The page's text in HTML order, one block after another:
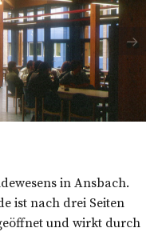
in Ansbach.
ist nach drei Seiten
und wirkt durch